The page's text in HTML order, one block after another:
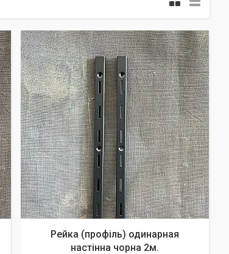
Рейка (профіль) одинарная
настінна чорна 2м.